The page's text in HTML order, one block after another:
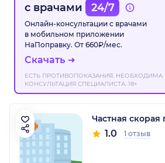
с врачами
24/7
Онлайн-консультации с врачами
в мобильном приложении
НаПоправку. От 660₽/мес.
Скачать
ЕСТЬ ПРОТИВОПОКАЗАНИЯ. НЕОБХОДИМА
КОНСУЛЬТАЦИЯ СПЕЦИАЛИСТА. 18+
Частная
1.0 1 отзыв